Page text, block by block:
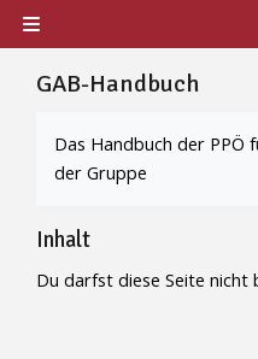
Zum Hauptinhalt
Website-Übersicht
GAB-Handbuch
Das Handbuch der PPÖ
der Gruppe
Inhalt
Du darfst diese Seite nicht